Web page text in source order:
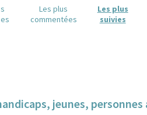
Les plus
commentées
Les plus
suivies
jeunes, personnes